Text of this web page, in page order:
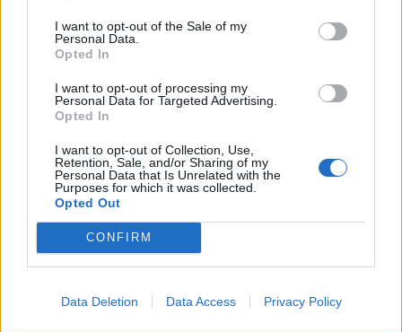
I want to opt-out of the Sale of my
Personal Data.
Opted In
I want to opt-out of processing my
Personal Data for Targeted Advertising.
Opted In
I want to opt-out of Collection, Use,
Retention, Sale, and/or Sharing of my
Personal Data that Is Unrelated with the
Purposes for which it was collected.
Opted Out
CONFIRM
Data Deletion Data Access Privacy Policy
Stampa
Vuoi ricevere gli aggiornamenti delle news di TecnoGazzetta?
Inserisci nome ed indirizzo E-Mail: